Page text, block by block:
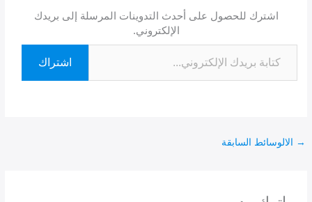
اشترك للحصول على أحدث التدوينات المرسلة إلى بريدك
الإلكتروني.
اشتراك
→ الالوسائط السابقة